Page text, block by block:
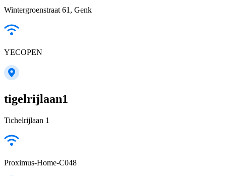
Wintergroenstraat 61, Genk
YECOPEN
tigelrijlaan1
Tichelrijlaan 1
Proximus-Home-C048